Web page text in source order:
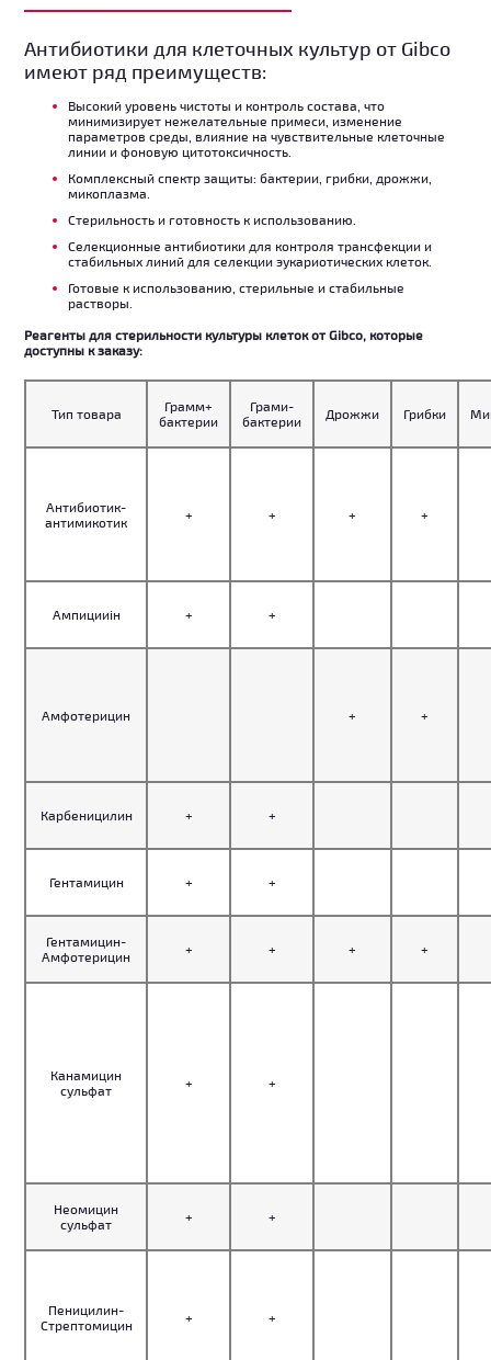
Антибиотики для клеточных культур от Gibco
имеют ряд преимуществ:
Высокий уровень чистоты и контроль состава, что
минимизирует нежелательные примеси, изменение
параметров среды, влияние на чувствительные клеточные
линии и фоновую цитотоксичность.
Комплексный спектр защиты: бактерии, грибки, дрожжи,
микоплазма.
Стерильность и готовность к использованию.
Селекционные антибиотики для контроля трансфекции и
стабильных линий для селекции эукариотических клеток.
Готовые к использованию, стерильные и стабильные
растворы.
Реагенты для стерильности культуры клеток от Gibco, которые
доступны к заказу:
Тип товара
Грамм+
бактерии
Грами-
бактерии
Дрожжи Грибки
Антибиотик-
антимикотик
+ + + +
Ампицииін + +
Амфотерицин + +
Карбеницилин + +
Гентамицин + +
Гентамицин-
Амфотерицин
+ + + +
Канамицин
сульфат
+ +
Неомицин
сульфат
+ +
Пеницилин-
Стрептомицин
+ +